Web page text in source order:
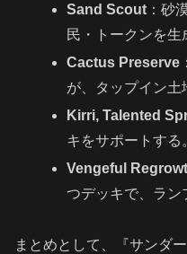
Sand Scout ：砂
民・トークンを生
Cactus Preserve
が、タップイン土
Kirri, Talented
キをサポートする
Vengeful
つデッキで、ラン
まとめとして、『サンダ